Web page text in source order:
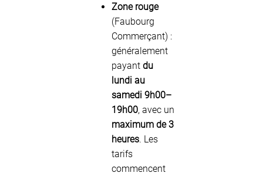
Zone rouge
(Faubourg
Commerçant) :
généralement
payant du
lundi au
samedi 9h00–
19h00, avec un
maximum de 3
heures. Les
tarifs
commencent